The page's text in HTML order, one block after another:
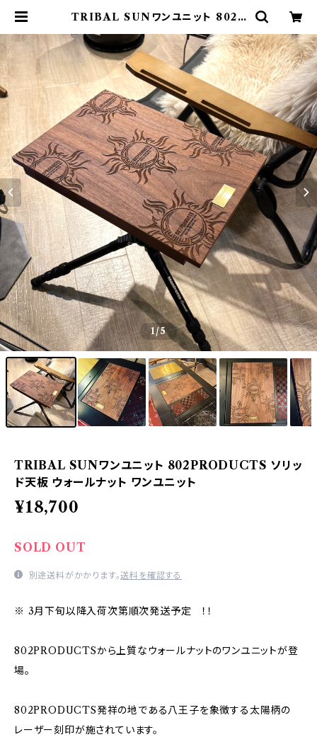
TRIBAL SUNワンユニット 802P
ナット ワンユニット | 802 PRODU
CTS
1/5
TRIBAL SUNワンユニット 802PRODUCTS ソリッ
ド天板 ウォールナット ワンユニット
¥18,700
SOLD OUT
別途送料がかかります。送料を確認する
※ 3月下旬以降入荷次第順次発送予定 ！！
802PRODUCTSから上質なウォールナットのワンユニットが登
場。
802PRODUCTS発祥の地である八王子を象徴する太陽柄の
レーザー刻印が施されています。